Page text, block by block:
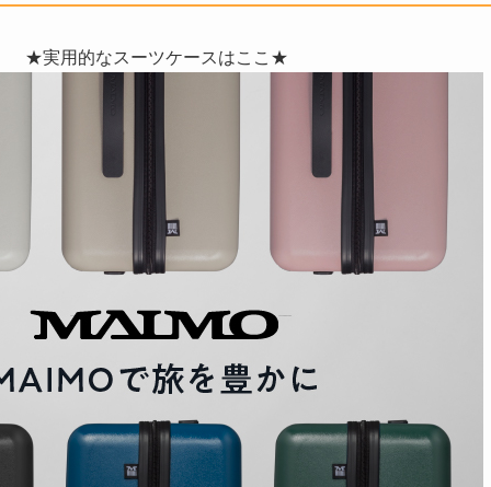
★実用的なスーツケースはここ★